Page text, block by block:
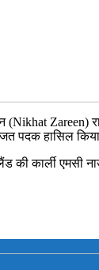
Zareen)
पदक हासिल
कार्ली एमसी